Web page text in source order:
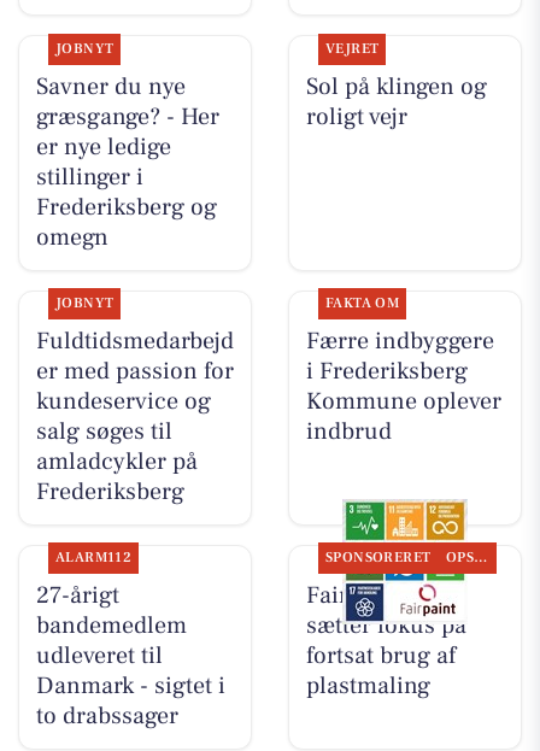
JOBNYT
Savner du nye
græsgange? - Her
er nye ledige
stillinger i
Frederiksberg og
omegn
VEJRET
Sol på klingen og
roligt vejr
JOBNYT
Fuldtidsmedarbejd
er med passion for
kundeservice og
salg søges til
amladcykler på
Frederiksberg
FAKTA OM
Færre indbyggere
i Frederiksberg
Kommune oplever
indbrud
ALARM112
27-årigt
bandemedlem
udleveret til
Danmark - sigtet i
to drabssager
SPONSORERET OPSLAGSTAVLEN
Fairpaint ApS
sætter fokus på
fortsat brug af
plastmaling